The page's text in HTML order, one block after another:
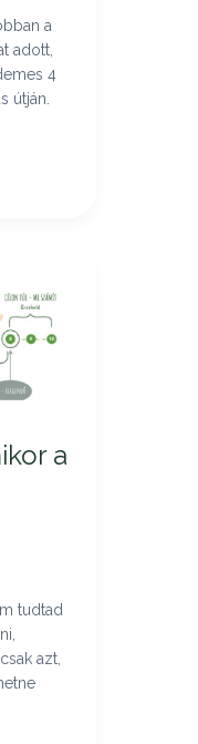
a
adott,
4
útján.
a
tudtad
azt,